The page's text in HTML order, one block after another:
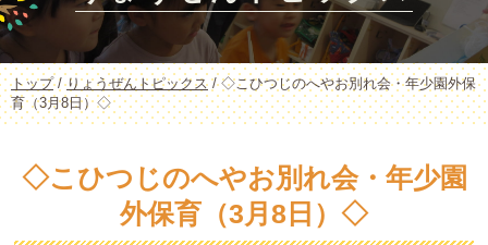
現
在
の
置：
トップ/りょうぜんトピックス /◇こひつじのへやお別れ会・年少園外保
育（3月8日）◇
◇こひつじのへやお別れ会・年少園
外保育（3月8日）◇